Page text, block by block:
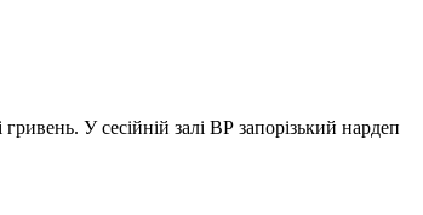
У сесійній залі ВР запорізький нардеп